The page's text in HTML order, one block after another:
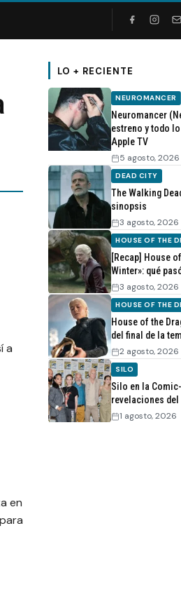
a
en
LO + RECIENTE
NEUROMANCER
Neuromancer
estreno y todo
Apple TV
5 agosto, 2026
DEAD CITY
The Walking
sinopsis
3 agosto, 2026
HOUSE OF THE
[Recap] House
Winter»: qué
3 agosto, 2026
HOUSE OF THE
House of the
del final de la
2 agosto, 2026
SILO
Silo en la
revelaciones del
1 agosto, 2026